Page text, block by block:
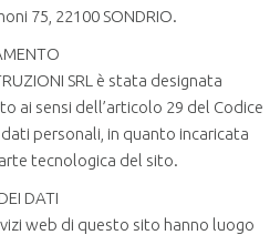
75, 22100 SONDRIO.
SRL è stata designata
ai sensi dell’articolo 29 del Codice
personali, in quanto incaricata
tecnologica del sito.
DATI
web di questo sito hanno luogo